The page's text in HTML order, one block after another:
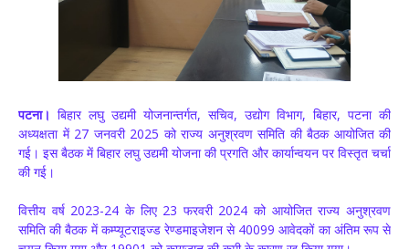
पटना। बिहार लघु उद्यमी योजनान्तर्गत, सचिव, उद्योग विभाग, बिहार, पटना की
अध्यक्षता में 27 जनवरी 2025 को राज्य अनुश्रवण समिति की बैठक आयोजित की
गई। इस बैठक में बिहार लघु उद्यमी योजना की प्रगति और कार्यान्वयन पर विस्तृत चर्चा
की गई।
वित्तीय वर्ष 2023-24 के लिए 23 फरवरी 2024 को आयोजित राज्य अनुश्रवण
समिति की बैठक में कम्प्यूटराइज्ड रेण्डमाइजेशन से 40099 आवेदकों का अंतिम रूप से